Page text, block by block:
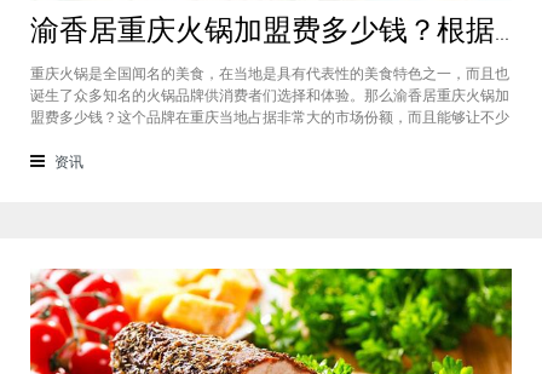
渝香居重庆火锅加盟费多少钱？根据所在城市进行规划非常合适创业
重庆火锅是全国闻名的美食，在当地是具有代表性的美食特色之一，而且也
诞生了众多知名的火锅品牌供消费者们选择和体验。那么渝香居重庆火锅加
盟费多少钱？这个品牌在重庆当地占据非常大的市场份额，而且能够让不少
者所在城市进行制定和规划的，渝香居重庆火锅加盟成为了大家心中非常合
资讯